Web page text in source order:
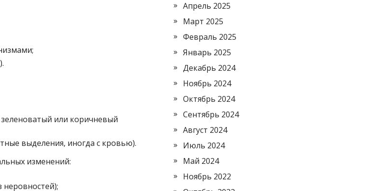
или коричневый
выделения, иногда с кровью).
изменений:
неровностей);
Апрель 2025
Март 2025
Февраль 2025
Январь 2025
Декабрь 2024
Ноябрь 2024
Октябрь 2024
Сентябрь 2024
Август 2024
Июль 2024
Май 2024
Ноябрь 2022